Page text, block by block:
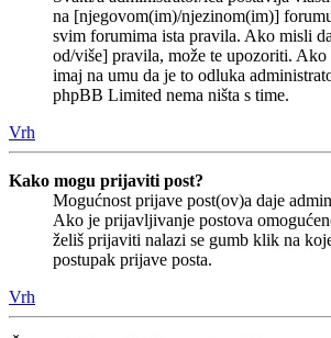
na [njegovom(im)/njezinom(im)]
svim forumima ista pravila. Ako misli
od/više] pravila, može te upozoriti. Ako
imaj na umu da je to odluka
phpBB Limited nema ništa s time.
Vrh
Kako mogu prijaviti post?
Mogućnost prijave post(ov)a daje
Ako je prijavljivanje postova
želiš prijaviti nalazi se gumb klik na
postupak prijave posta.
Vrh